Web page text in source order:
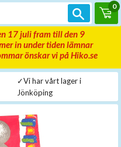
0
17 juli fram till den 9
in under tiden lämnar
önskar vi på Hiko.se
✓Vi har vårt lager i
Jönköping